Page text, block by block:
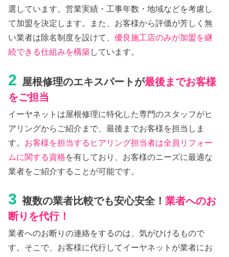
選しています。営業実績・工事年数・地域などを考慮し
て加盟を決定します。また、お客様から評価が芳しく無
い業者は除名制度を設けて、優良施工店のみが加盟を継
続できる仕組みを構築しています。
2 屋根修理のエキスパートが最後までお客様
をご担当
イーヤネットは屋根修理に特化した専門のスタッフがヒ
アリングからご紹介まで、最後までお客様を担当しま
す。 お客様を担当するヒアリング担当者は全員リフォー
ムに関する資格を有しており、お客様のニーズに最適な
業者をご紹介することが可能です。
3 複数の業者比較でも安心安全！業者へのお
断りを代行！
業者へのお断りの連絡をするのは、気がひけるもので
す。そこで、お客様に代行してイーヤネットが業者にお